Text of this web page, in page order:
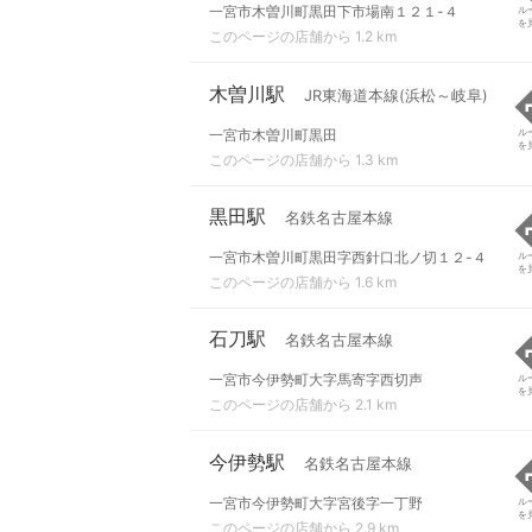
一宮市木曽川町黒田下市場南１２１-４
このページの店舗から 1.2 km
ル
を
木曽川駅 JR東海道本線(浜松～岐阜)
一宮市木曽川町黒田
このページの店舗から 1.3 km
ル
を
黒田駅 名鉄名古屋本線
一宮市木曽川町黒田字西針口北ノ切１２-４
このページの店舗から 1.6 km
ル
を
石刀駅 名鉄名古屋本線
一宮市今伊勢町大字馬寄字西切声
このページの店舗から 2.1 km
ル
を
今伊勢駅 名鉄名古屋本線
一宮市今伊勢町大字宮後字一丁野
このページの店舗から 2.9 km
ル
を